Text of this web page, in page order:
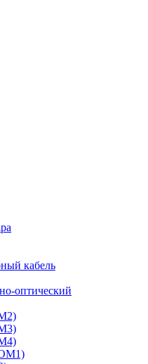
кабель
оптический